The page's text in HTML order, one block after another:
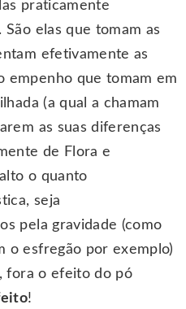
praticamente
elas que tomam as
efetivamente as
empenho que tomam em
(a qual a chamam
as suas diferenças
de Flora e
o quanto
seja
pela gravidade (como
o esfregão por exemplo)
fora o efeito do pó
!